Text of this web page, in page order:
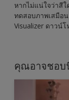
หากไม่แน่ใจว่าสี
ทดสอบภาพเสมือ
Visualizer ดาวน์
คุณอาจชอบ